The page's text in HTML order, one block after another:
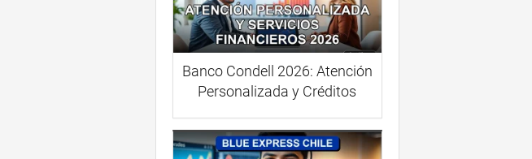
Banco Condell 2026: Atención
Personalizada y Créditos